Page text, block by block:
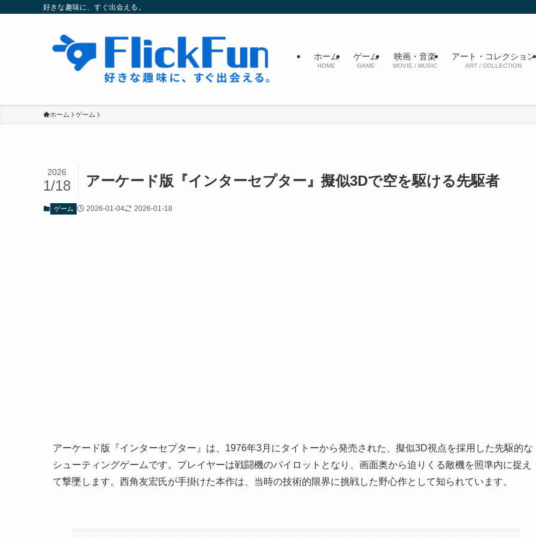
好きな趣味に、すぐ出会える。
ホーム
HOME
ゲーム
GAME
映画・音楽
MOVIE / MUSIC
アート・コレクション
ART / COLLECTION
ホーム ゲーム
アーケード版『インターセプター』擬似3Dで空を駆ける先駆者
2026
1/18
ゲーム 2026-01-04 2026-01-18
アーケード版『インターセプター』は、1976年3月にタイトーから発売された、擬似3D視点を採用した先駆的な
シューティングゲームです。プレイヤーは戦闘機のパイロットとなり、画面奥から迫りくる敵機を照準内に捉え
て撃墜します。西角友宏氏が手掛けた本作は、当時の技術的限界に挑戦した野心作として知られています。